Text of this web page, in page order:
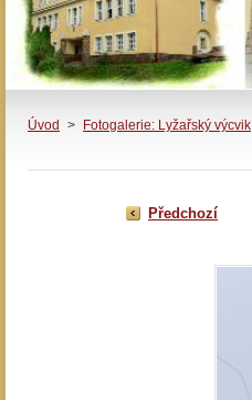
Úvod > Fotogalerie: Lyžařský výcvik
Předchozí